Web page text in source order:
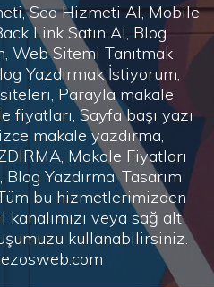
Seo Hizmeti Al, Mobile
Link Satın Al, Blog
Web Sitemi Tanıtmak
Yazdırmak İstiyorum,
Parayla makale
fiyatları, Sayfa başı yazı
makale yazdırma,
Makale Fiyatları
Yazdırma, Tasarım
bu hizmetlerimizden
veya sağ alt
kullanabilirsiniz.